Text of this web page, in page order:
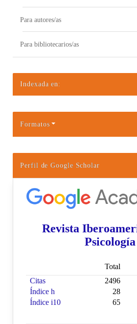
Para autores/as
Para bibliotecarios/as
Indexada en:
Formatos
Perfil de Google Scholar